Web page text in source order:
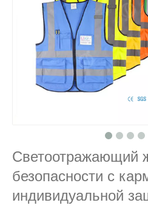
Светоотражающий
безопасности с
индивидуальной